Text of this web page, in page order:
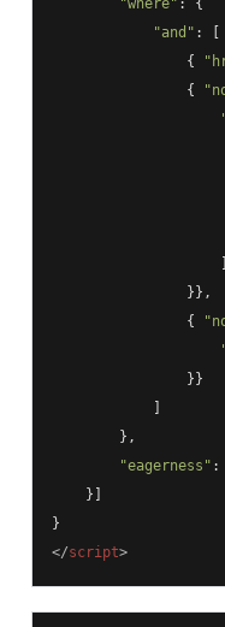
"where" : {
"and" : [
                {
                {
                }},
                {
                }}
        },
"eagerness" :
    }]
</script>